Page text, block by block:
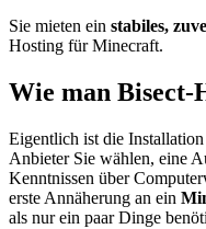
Sie mieten ein stabiles,
Hosting für Minecraft.
Wie man
Eigentlich ist die
Anbieter Sie wählen, eine
Kenntnissen über
erste Annäherung an ein
als nur ein paar Dinge